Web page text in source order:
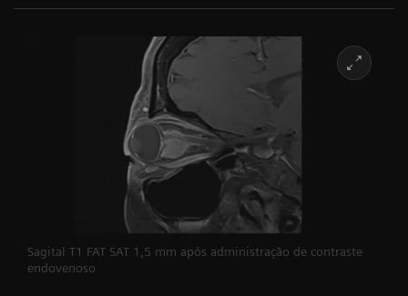
Sagital T1 FAT SAT 1,5 mm após administração de contraste
endovenoso